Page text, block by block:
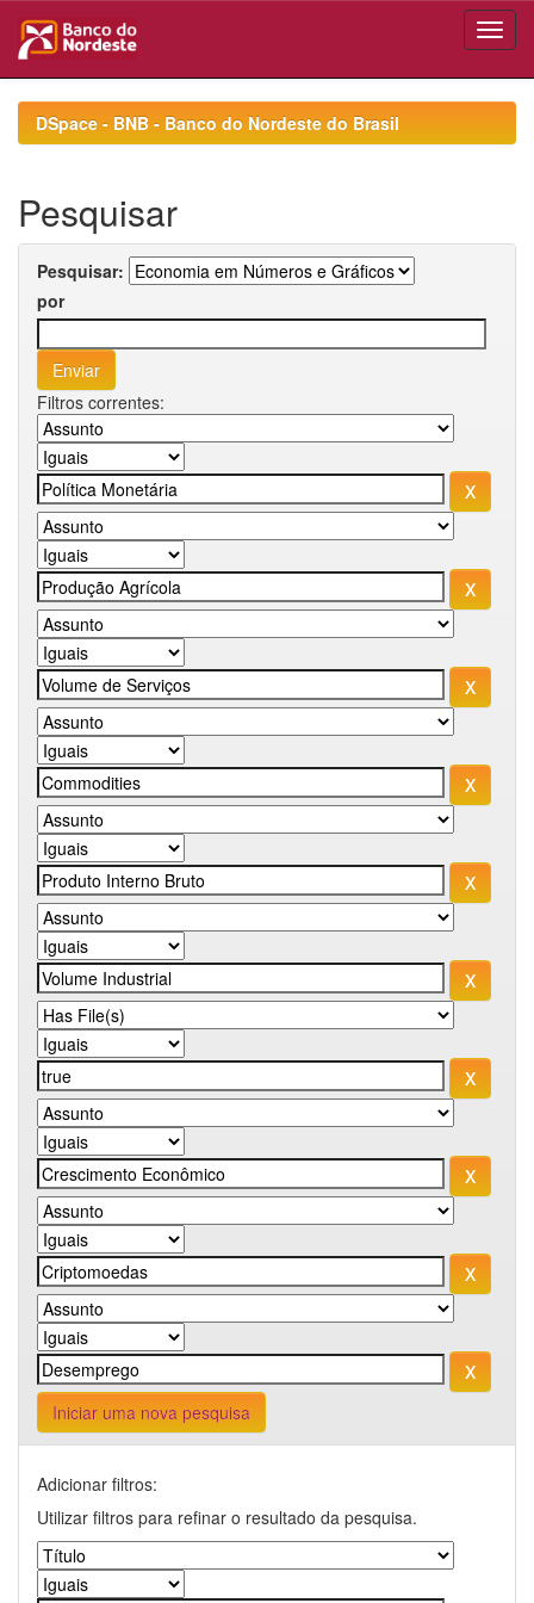
navigationDSpace - BNB - Banco do Nordeste do Brasil
Pesquisar
Pesquisar:
por
Filtros correntes:
Iniciar uma nova pesquisa
Adicionar filtros:
Utilizar filtros para refinar o resultado da pesquisa.